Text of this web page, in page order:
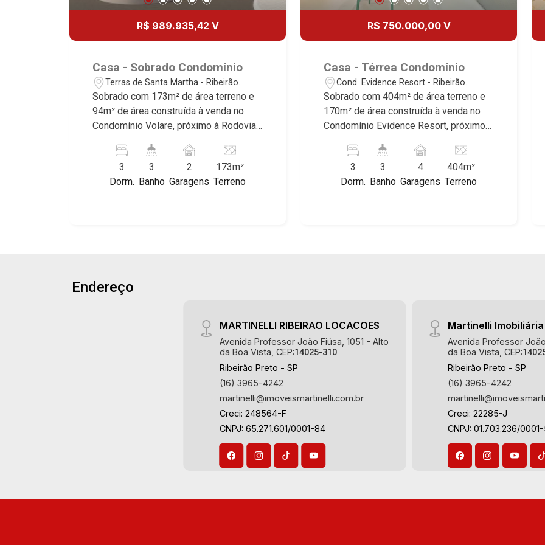
incomparável. Atuamos nos bairros de
Boa Vista, Jardim Botânico, Jardim
Olhos D`Água, Vila do Golfe, City
Ribeirão, Jardim Canadá, Guaporé, Ilhas
do Sul, Jardim Nova Aliança, Boulevard,
Higienópolis, Sumaré, Jardim América,
Alto do Ipê, Jardim Irajá, Royal Park,
Jardim Califórnia, Quinta da Primavera,
Bonfim Paulista, Vila Seixas, Jardim
Paulista, Jardim Paulistano, Lagoinha,
Città Residencial e Industrial. Avenida
João Fiúsa, 1051 - Alto da Boa Vista |
R$ 989.935,42 V
Casa - Sobrado Condomínio
Terras de Santa Martha - Ribeirão
Preto/SP
Sobrado com 173m² de área terreno e
94m² de área construída à venda no
Condomínio Volare, próximo à Rodovia
Martha, Ribeirão Preto/SP. Conheça as
características deste imóvel que a
Martinelli Imobiliária selecionou para
Martinelli Imobiliária, referência no
3
Dorm.
3
Banho
2
Garagens
173m²
Terreno
R$ 750.000,00 V
Casa - Térrea Condomínio
Cond. Evidence Resort - Ribeirão
Preto/SP
Sobrado com 404m² de área terreno e
170m² de área construída à venda no
Condomínio Evidence Resort, próximo
Evidence Resort, Ribeirão Preto/SP.
Conheça as características deste
imóvel que a Martinelli Imobiliária
excelência absoluta no mercado
imobiliário de Ribeirão Preto.
somos especialistas na venda e
locação de casas térreas, sobrados e
terrenos nos mais desejados
condomínios da Zona Sul, conhecidos
por sua segurança, infraestrutura
completa e qualidade de vida
3
Dorm.
3
Banho
4
Garagens
404m²
Terreno
Endereço
MARTINELLI RIBEIRAO LOCACOES
Avenida Professor João Fiúsa, 1051 - Alto
da Boa Vista, CEP:14025-310
Ribeirão Preto - SP
(16) 3965-4242
martinelli@imoveismartinelli.com.br
Creci: 248564-F
CNPJ: 65.271.601/0001-84
Martinelli Imobiliária
Avenida Professor
da Boa Vista, CEP:
Ribeirão Preto - SP
(16) 3965-4242
Creci: 22285-J
CNPJ: 01.703.236/